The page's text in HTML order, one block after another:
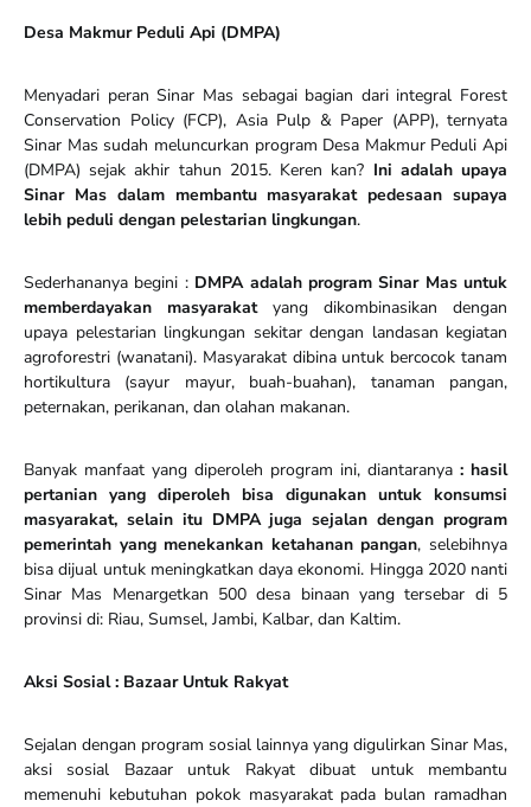
Desa Makmur Peduli Api (DMPA)
Menyadari peran Sinar Mas sebagai bagian dari integral Forest
Conservation Policy (FCP), Asia Pulp & Paper (APP), ternyata
Sinar Mas sudah meluncurkan program Desa Makmur Peduli Api
(DMPA) sejak akhir tahun 2015. Keren kan? Ini adalah upaya
Sinar Mas dalam membantu masyarakat pedesaan supaya
lebih peduli dengan pelestarian lingkungan.
Sederhananya begini : DMPA adalah program Sinar Mas untuk
memberdayakan masyarakatyang dikombinasikan dengan
upaya pelestarian lingkungan sekitar dengan landasan kegiatan
agroforestri (wanatani). Masyarakat dibina untuk bercocok tanam
hortikultura (sayur mayur, buah-buahan), tanaman pangan,
peternakan, perikanan, dan olahan makanan.
Banyak manfaat yang diperoleh program ini, diantaranya : hasil
pertanian yang diperoleh bisa digunakan untuk konsumsi
masyarakat, selain itu DMPA juga sejalan dengan program
pemerintah yang menekankan ketahanan pangan, selebihnya
bisa dijual untuk meningkatkan daya ekonomi. Hingga 2020 nanti
Sinar Mas Menargetkan 500 desa binaan yang tersebar di 5
provinsi di: Riau, Sumsel, Jambi, Kalbar, dan Kaltim.
Aksi Sosial : Bazaar Untuk Rakyat
Sejalan dengan program sosial lainnya yang digulirkan Sinar Mas,
aksi sosial Bazaar untuk Rakyat dibuat untuk membantu
memenuhi kebutuhan pokok masyarakat pada bulan ramadhan